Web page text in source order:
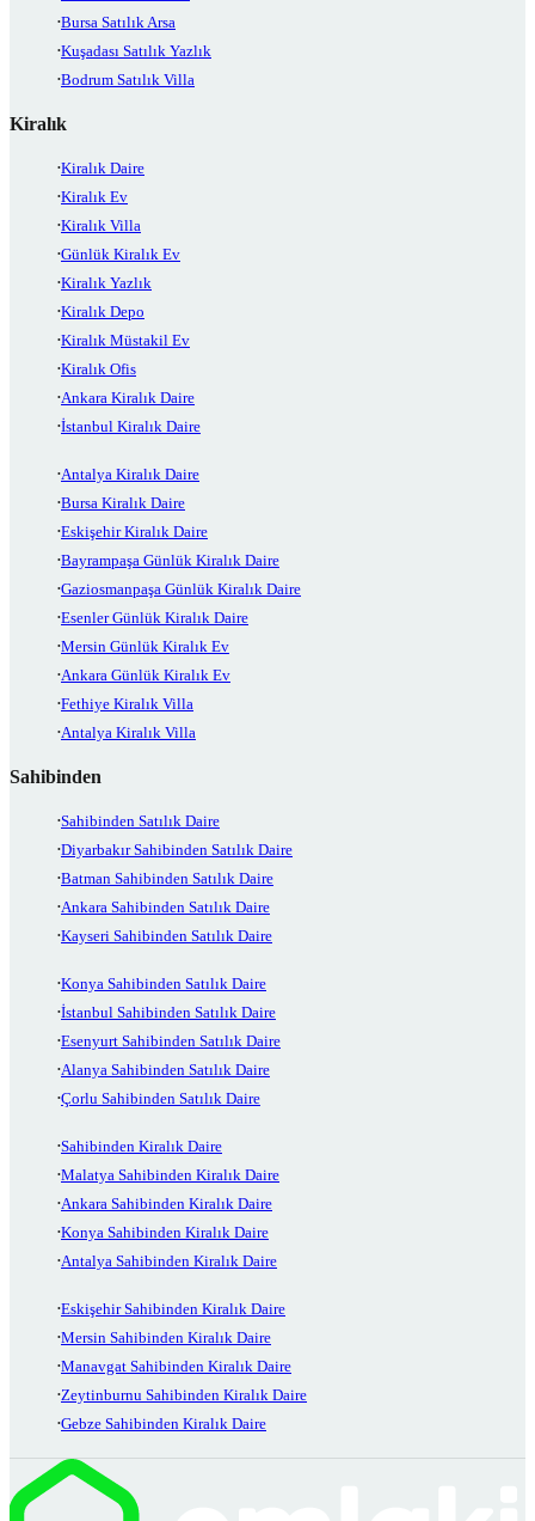
Bursa Satılık Arsa
Kuşadası Satılık Yazlık
Bodrum Satılık Villa
Kiralık
Kiralık Daire
Kiralık Ev
Kiralık Villa
Günlük Kiralık Ev
Kiralık Yazlık
Kiralık Depo
Kiralık Müstakil Ev
Kiralık Ofis
Ankara Kiralık Daire
İstanbul Kiralık Daire
Antalya Kiralık Daire
Bursa Kiralık Daire
Eskişehir Kiralık Daire
Bayrampaşa Günlük Kiralık Daire
Gaziosmanpaşa Günlük Kiralık Daire
Esenler Günlük Kiralık Daire
Mersin Günlük Kiralık Ev
Ankara Günlük Kiralık Ev
Fethiye Kiralık Villa
Antalya Kiralık Villa
Sahibinden
Sahibinden Satılık Daire
Diyarbakır Sahibinden Satılık Daire
Batman Sahibinden Satılık Daire
Ankara Sahibinden Satılık Daire
Kayseri Sahibinden Satılık Daire
Konya Sahibinden Satılık Daire
İstanbul Sahibinden Satılık Daire
Esenyurt Sahibinden Satılık Daire
Alanya Sahibinden Satılık Daire
Çorlu Sahibinden Satılık Daire
Sahibinden Kiralık Daire
Malatya Sahibinden Kiralık Daire
Ankara Sahibinden Kiralık Daire
Konya Sahibinden Kiralık Daire
Antalya Sahibinden Kiralık Daire
Eskişehir Sahibinden Kiralık Daire
Mersin Sahibinden Kiralık Daire
Manavgat Sahibinden Kiralık Daire
Zeytinburnu Sahibinden Kiralık Daire
Gebze Sahibinden Kiralık Daire